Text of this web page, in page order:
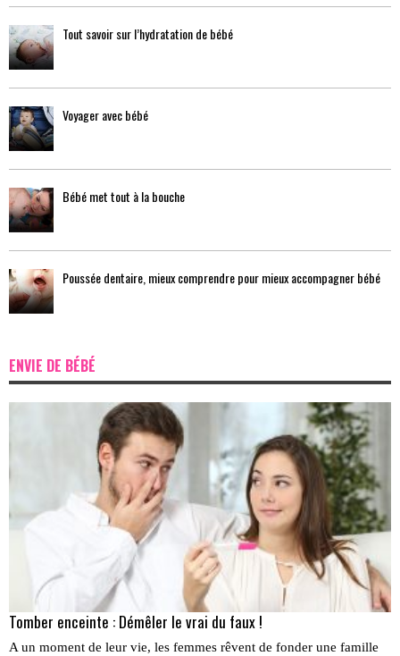
Tout savoir sur l’hydratation de bébé
Voyager avec bébé
Bébé met tout à la bouche
Poussée dentaire, mieux comprendre pour mieux accompagner bébé
ENVIE DE BÉBÉ
Tomber enceinte : Démêler le vrai du faux !
A un moment de leur vie, les femmes rêvent de fonder une famille